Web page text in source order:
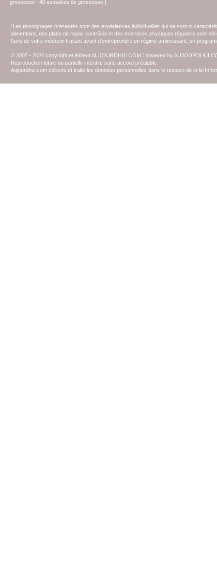
grossesse 40 semaines de grossesse
*Les témoignages présentés sont des expériences individuelles qui ne sont ni
alimentaire, des plans de repas contrôlés et des exercices physiques réguliers sont
l'avis de votre médecin traitant avant d'entreprendre un régime amincissant, un
© 2007 - 2026 copyright et éditeur AUJOURDHUI.COM / powered by
Reproduction totale ou partielle interdite sans accord préalable.
Aujourdhui.com collecte et traite les données personnelles dans le respect de la loi